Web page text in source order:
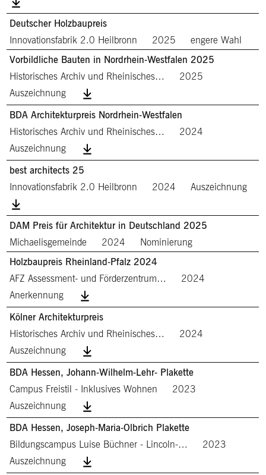
Deutscher Holzbaupreis
Innovationsfabrik 2.0 Heilbronn
2025
engere Wahl
Vorbildliche Bauten in Nordrhein-Westfalen 2025
Historisches Archiv und Rheinisches…
2025
Auszeichnung
BDA Architekturpreis Nordrhein-Westfalen
Historisches Archiv und Rheinisches…
2024
Auszeichnung
best architects 25
Innovationsfabrik 2.0 Heilbronn
2024 Auszeichnung
DAM Preis für Architektur in Deutschland 2025
Michaelisgemeinde
2024
Nominierung
Holzbaupreis Rheinland-Pfalz 2024
AFZ Assessment- und Förderzentrum…
2024
Anerkennung
Kölner Architekturpreis
Historisches Archiv und Rheinisches…
2024
Auszeichnung
BDA Hessen, Johann-Wilhelm-Lehr- Plakette
Campus Freistil - Inklusives Wohnen
2023
Auszeichnung
BDA Hessen, Joseph-Maria-Olbrich Plakette
Bildungscampus Luise Büchner - Lincoln-…
2023
Auszeichnung